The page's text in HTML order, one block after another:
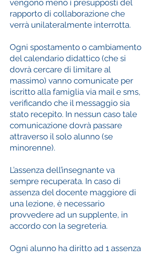
vengono meno i presupposti del
rapporto di collaborazione che
verrà unilateralmente interrotta.
Ogni spostamento o cambiamento
del calendario didattico (che si
dovrà cercare di limitare al
massimo) vanno comunicate per
iscritto alla famiglia via mail e sms,
verificando che il messaggio sia
stato recepito. In nessun caso tale
comunicazione dovrà passare
attraverso il solo alunno (se
minorenne).
L’assenza dell’insegnante va
sempre recuperata. In caso di
assenza del docente maggiore di
una lezione, è necessario
provvedere ad un supplente, in
accordo con la segreteria.
Ogni alunno ha diritto ad 1 assenza